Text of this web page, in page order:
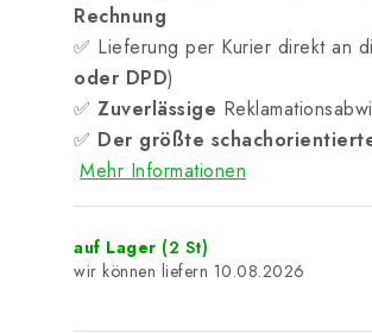
Rechnung
✅ Lieferung per Kurier direkt an
oder DPD)
✅ Zuverlässige
✅ Der größte
Mehr Informationen
auf Lager (2 St)
10.08.2026